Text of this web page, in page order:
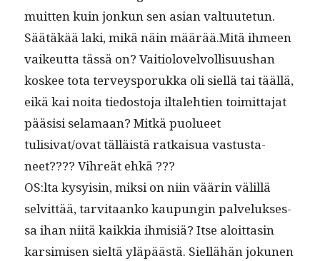
muit­ten kuin jonkun sen asian val­tu­ute­tun.
Säätäkää laki, mikä näin määrää.Mitä ihmeen
vaikeut­ta tässä on? Vaiti­olovelvol­lisu­ushan
kos­kee tota ter­veysporuk­ka oli siel­lä tai tääl­lä,
eikä kai noi­ta tiedos­to­ja iltale­htien toimit­ta­jat
pää­sisi sela­maan? Mitkä puolueet
tulisivat/ovat täl­läistä ratkaisua vas­tus­ta­
neet???? Vihreät ehkä ???
OS:lta kysy­isin, mik­si on niin väärin välil­lä
selvit­tää, tarvi­taanko kaupun­gin palveluk­ses­
sa ihan niitä kaikkia ihmisiä? Itse aloit­tasin
kar­simisen sieltä yläpäästä. Siel­lähän jokunen